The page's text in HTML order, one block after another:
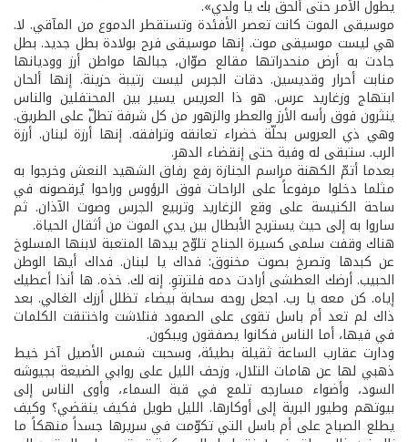
يطول الأمر حتى ألحق بك يا ولدي».
موسيقى الموت كانت تعصر الأفئدة وتستقطر الدموع من المآقي. لا.
هي ليست موسيقى موت. إنها موسيقى فرح بولادة بطل جديد. بطل
جادت به أرض منحدراتها مقالع صوّان، جبالها مواطن أرز ووديانها
منابت أحرار وقديسين. دقات الجرس ليست رتيبة حزينة. إنها ألحان
ابتهاج وزغاريد عرس. هو ذا العريس يسير بين المحتفلين والناس
ينثرون فوق رأسه الأرز والعطر والزهور من كل شرفة تطلّ على الطريق.
وهي ذي العروس بحلّة خضراء تعانقه وترافقه. إنها أرزة لبنان. أرزة
الرب. ستبقى له وفية حتى إنقضاء الدهر.
بعدما أتمّ الكهنة مراسم الجنازة رفع رفاق الشهيد النعش وخرجوا به
مثلما دخلوا مرفوعاً على الراحات فوق الرؤوس وراحوا يُرقصونه في
ساحة الكنيسة على وقع الزغاريد وتربيع الجرس وصوت الآذان. ثم
ساروا به إلى حيث يستريح الأبطال بين يدي الموت من أثقال الحياة.
هناك وقفت سلمى كسيرة الجناح تلوّح بيدها المتعبة لابنها المسلوخ
عن كبدها وتصرخ بصوت مخنوق: فداك يا لبنان. فداك أيها الوطن
الحبيب. أرضك العطشى أرادت دمه فلترتوِ. إنه لك. خذه. ها أنذا أعطيك
إياه. كن معه يا رب. اجعل روحه سحابة بيضاء تظلل أرزك الغالي. بعد
ذاك لم تعد أم باسل تقوى على الصمود فتلاشت واختنقت الكلمات
في فيها، أما الناس فكانوا يصفقون ويبكون.
ودارت عقارب الساعة ثقيلة بطيئة، وسحبت شمس الأصيل آخر خيط
ذهبي لها عن هامات التلال، وزحف الليل على روابي الضيعة بجيوشه
السود، وأضواء مسارجه تلمع في قبة السماء، وأوى الناس إلى
بيوتهم وطيور البرية إلى أوكارها. الليل طويل فكيف ينقضي؟ وكيف
يطلع الصباح على أم باسل التي تكوّمت في سريرها جسداً منهكاً ما